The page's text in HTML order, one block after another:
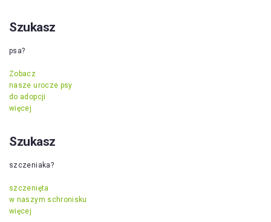
Szukasz
psa?
Zobacz
nasze urocze psy
do adopcji
więcej
Szukasz
szczeniaka?
szczenięta
w naszym schronisku
więcej